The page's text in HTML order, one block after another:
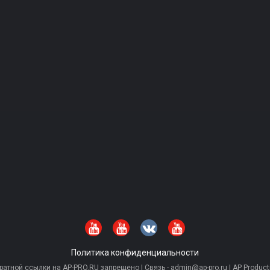
Политика конфиденциальности
ссылки на AP-PRO.RU запрещено | Связь - admin@ap-pro.ru | AP